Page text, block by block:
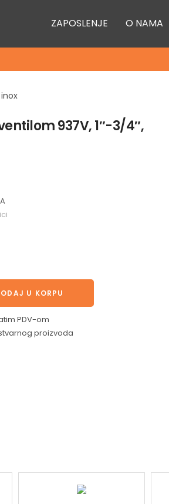
ZAPOSLENJE O NAMA
937V, 1″-3/4″,
U KORPU
PDV-om
proizvoda